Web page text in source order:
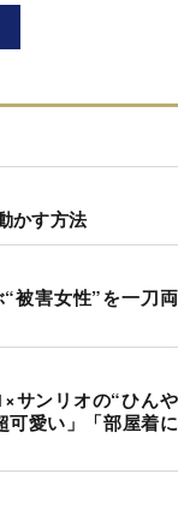
かす方法
“被害女性”を一刀両
×サンリオの“ひんや
可愛い」「部屋着に